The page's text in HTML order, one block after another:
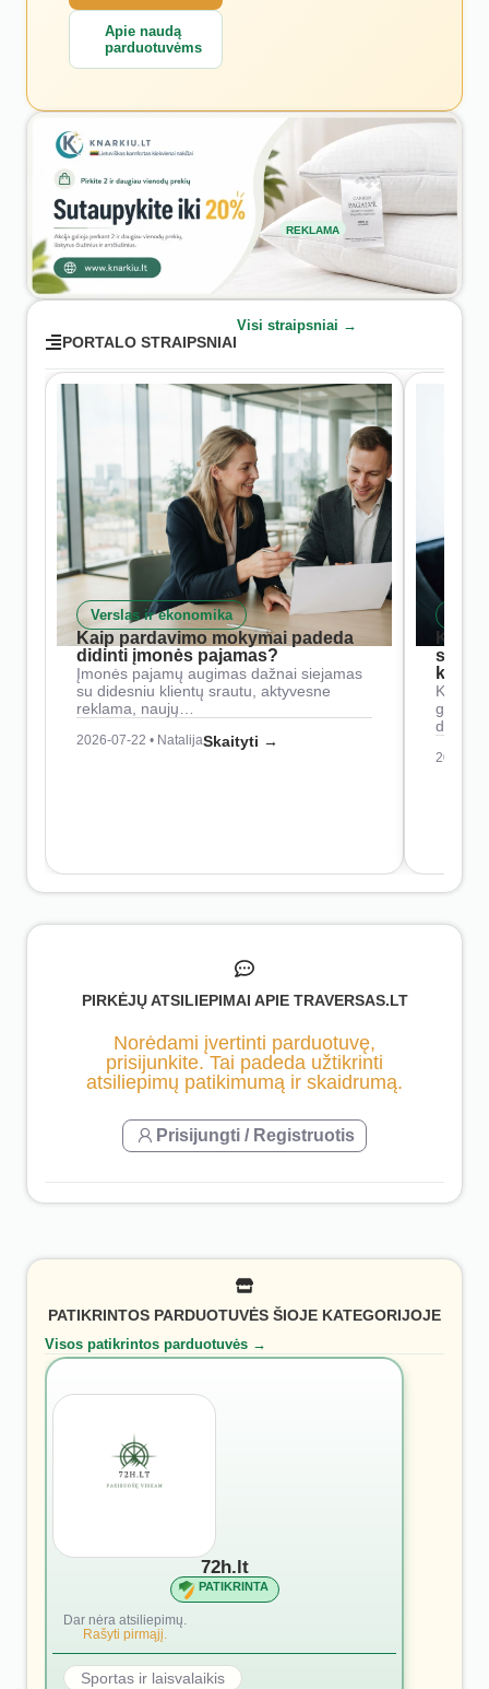
Apie naudą
parduotuvėms
REKLAMA
PORTALO STRAIPSNIAI
Visi straipsniai →
Verslas ir ekonomika
Kaip pardavimo mokymai padeda
didinti įmonės pajamas?
Įmonės pajamų augimas dažnai siejamas
su didesniu klientų srautu, aktyvesne
reklama, naujų…
2026-07-22 • NatalijaSkaityti →
Kaip
2026-
PIRKĖJŲ ATSILIEPIMAI APIE TRAVERSAS.LT
Norėdami įvertinti parduotuvę,
prisijunkite. Tai padeda užtikrinti
atsiliepimų patikimumą ir skaidrumą.
Prisijungti / Registruotis
PATIKRINTOS PARDUOTUVĖS ŠIOJE KATEGORIJOJE
Visos patikrintos parduotuvės →
72h.lt
PATIKRINTA
Dar nėra atsiliepimų.
Rašyti pirmąjį.
Sportas ir laisvalaikis